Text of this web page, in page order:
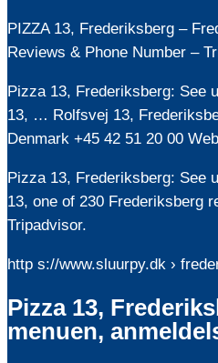
PIZZA 13, Frederiksberg –
Reviews & Phone Number –
Pizza 13, Frederiksberg: See
13, … Rolfsvej 13,
Denmark +45 42 51 20 00
Pizza 13, Frederiksberg: See
13, one of 230 Frederiksberg
Tripadvisor.
http s://www.sluurpy.dk ›
Pizza 13,
menuen,